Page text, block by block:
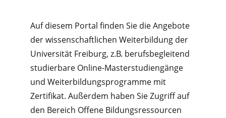
Auf diesem Portal finden Sie die Angebote
der wissen­schaftlichen Weiter­bildung der
Universität Freiburg, z.B. berufs­begleitend
studierbare Online-­Master­studiengänge
und Weiter­bildungs­programme mit
Zertifikat. Außerdem haben Sie Zugriff auf
den Bereich Offene Bildungs­ressourcen